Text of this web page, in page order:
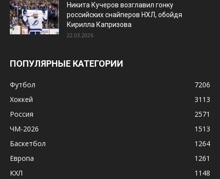
Никита Кучеров возглавил гонку
российских снайперов НХЛ, обойдя
Кирилла Капризова
22.03.2026
ПОПУЛЯРНЫЕ КАТЕГОРИИ
Футбол
7206
Хоккей
3113
Россия
2571
ЧМ-2026
1513
Баскетбол
1264
Европа
1261
КХЛ
1148